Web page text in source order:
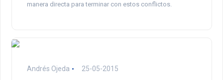
manera directa para terminar con estos conflictos.
Andrés Ojeda 25-05-2015